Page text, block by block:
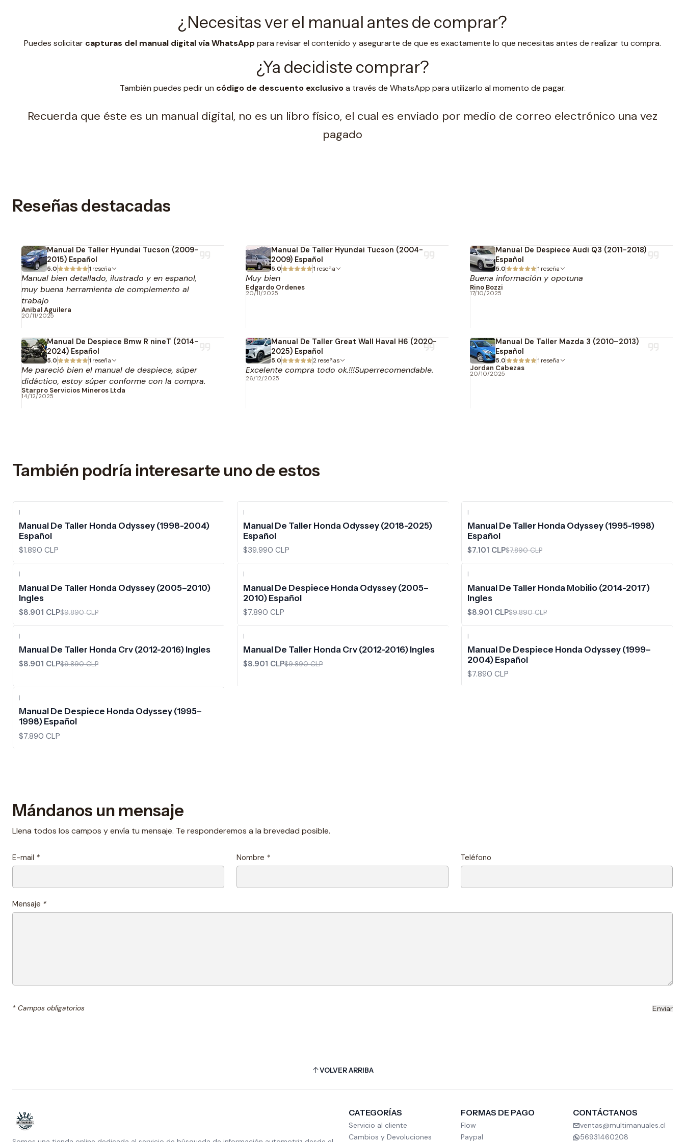
¿Necesitas ver el manual antes de comprar?
Puedes solicitar capturas del manual digital vía WhatsApp para revisar el contenido y asegurarte de que es exactamente lo que necesitas antes de realizar tu compra.
¿Ya decidiste comprar?
También puedes pedir un código de descuento exclusivoa través de WhatsApp para utilizarlo al momento de pagar.
Recuerda que éste es un manual digital, no es un libro físico, el cual es enviado por medio de correo electrónico una vez
pagado
Reseñas destacadas
Manual De Taller Hyundai Tucson (2009-
2015) Español
5.0 1 reseña
Manual bien detallado, ilustrado y en español,
muy buena herramienta de complemento al
trabajo
Anibal Aguilera
20/11/2025
Manual De Taller Hyundai Tucson (2004-
2009) Español
5.0 1 reseña
Muy bien
Edgardo Ordenes
20/11/2025
Manual De Despiece Audi Q3 (2011-2018)
Español
5.0 1 reseña
Buena información y opotuna
Rino Bozzi
17/10/2025
Manual De Despiece Bmw R nineT (2014-
2024) Español
5.0 1 reseña
Me pareció bien el manual de despiece, súper
didáctico, estoy súper conforme con la compra.
Starpro Servicios Mineros Ltda
14/12/2025
Manual De Taller Great Wall Haval H6 (2020-
2025) Español
5.0 2 reseñas
Excelente compra todo ok.!!!Superrecomendable.
26/12/2025
Manual De Taller Mazda 3 (2010–2013)
Español
5.0 1 reseña
Jordan Cabezas
20/10/2025
También podría interesarte uno de estos
|
Manual De Taller Honda Odyssey (1998-2004)
Español
$1.890 CLP
|
Manual De Taller Honda Odyssey (2018-2025)
Español
$39.990 CLP
|
Manual De Taller Honda Odyssey (1995-1998)
Español
$7.101 CLP$7.890 CLP
|
Manual De Taller Honda Odyssey (2005–2010)
Ingles
$8.901 CLP$9.890 CLP
|
Manual De Despiece Honda Odyssey (2005–
2010) Español
$7.890 CLP
|
Manual De Taller Honda Mobilio (2014-2017)
Ingles
$8.901 CLP$9.890 CLP
|
Manual De Taller Honda Crv (2012-2016) Ingles
$8.901 CLP$9.890 CLP
|
Manual De Taller Honda Crv (2012-2016) Ingles
$8.901 CLP$9.890 CLP
|
Manual De Despiece Honda Odyssey (1999–
2004) Español
$7.890 CLP
|
Manual De Despiece Honda Odyssey (1995–
1998) Español
$7.890 CLP
Mándanos un mensaje
Llena todos los campos y envía tu mensaje. Te responderemos a la brevedad posible.
E-mail * Nombre * Teléfono
Mensaje *
* Campos obligatorios
VOLVER ARRIBA
CATEGORÍAS
Servicio al cliente
Cambios y Devoluciones
FORMAS DE PAGO
Flow
Paypal
CONTÁCTANOS
ventas@multimanuales.cl
56931460208